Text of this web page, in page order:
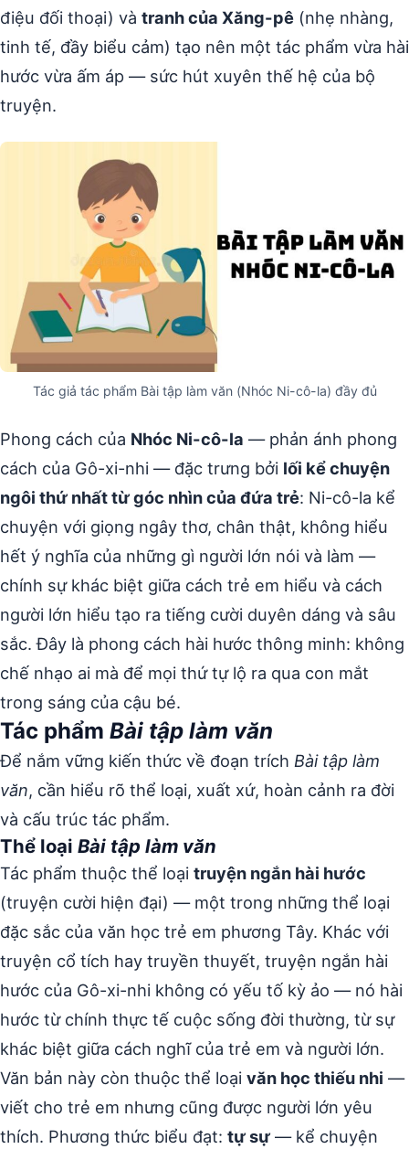
điệu đối thoại) và tranh của Xăng-pê (nhẹ nhàng,
tinh tế, đầy biểu cảm) tạo nên một tác phẩm vừa hài
hước vừa ấm áp — sức hút xuyên thế hệ của bộ
truyện.
Tác giả tác phẩm Bài tập làm văn (Nhóc Ni-cô-la) đầy đủ
Phong cách của Nhóc Ni-cô-la — phản ánh phong
cách của Gô-xi-nhi — đặc trưng bởi lối kể chuyện
ngôi thứ nhất từ góc nhìn của đứa trẻ: Ni-cô-la kể
chuyện với giọng ngây thơ, chân thật, không hiểu
hết ý nghĩa của những gì người lớn nói và làm —
chính sự khác biệt giữa cách trẻ em hiểu và cách
người lớn hiểu tạo ra tiếng cười duyên dáng và sâu
sắc. Đây là phong cách hài hước thông minh: không
chế nhạo ai mà để mọi thứ tự lộ ra qua con mắt
trong sáng của cậu bé.
Tác phẩm Bài tập làm văn
Để nắm vững kiến thức về đoạn trích Bài tập làm
văn, cần hiểu rõ thể loại, xuất xứ, hoàn cảnh ra đời
và cấu trúc tác phẩm.
Thể loại Bài tập làm văn
Tác phẩm thuộc thể loại truyện ngắn hài hước
(truyện cười hiện đại) — một trong những thể loại
đặc sắc của văn học trẻ em phương Tây. Khác với
truyện cổ tích hay truyền thuyết, truyện ngắn hài
hước của Gô-xi-nhi không có yếu tố kỳ ảo — nó hài
hước từ chính thực tế cuộc sống đời thường, từ sự
khác biệt giữa cách nghĩ của trẻ em và người lớn.
Văn bản này còn thuộc thể loại văn học thiếu nhi —
viết cho trẻ em nhưng cũng được người lớn yêu
thích. Phương thức biểu đạt: tự sự — kể chuyện